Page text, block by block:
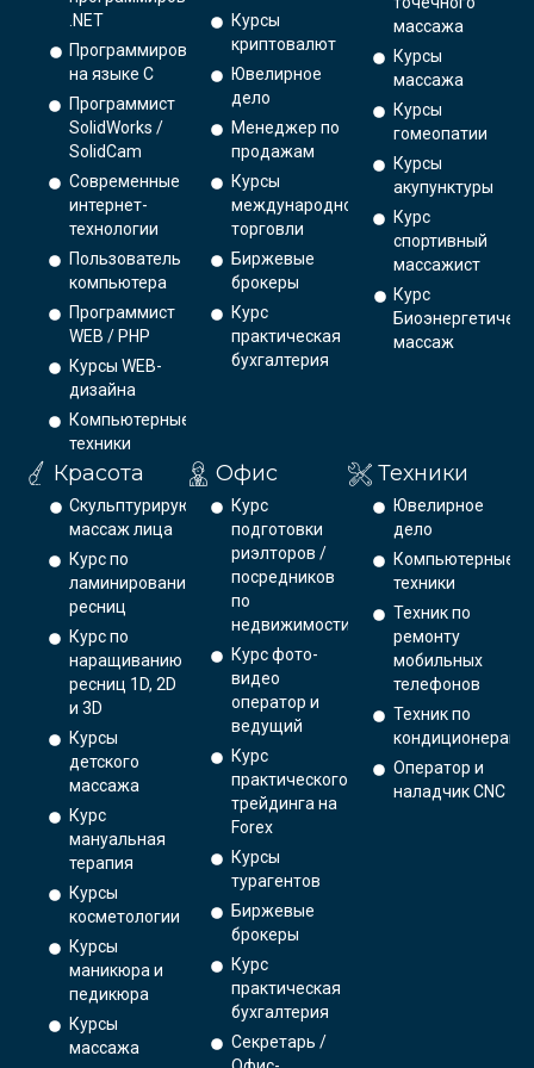
.NET
Программирование
на языке С
Программист
SolidWorks /
SolidCam
Современные
интернет-
технологии
Пользователь
компьютера
Программист
WEB / PHP
Курсы WEB-
дизайна
Компьютерные
техники
Курсы
криптовалют
Ювелирное
дело
Менеджер по
продажам
Курсы
международной
торговли
Биржевые
брокеры
Курс
практическая
бухгалтерия
массажа
Курсы
массажа
Курсы
гомеопатии
Курсы
акупунктуры
Курс
спортивный
массажист
Курс
массаж
Красота
Скульптурирующий
массаж лица
Курс по
ламинированию
ресниц
Курс по
наращиванию
ресниц 1D, 2D
и 3D
Курсы
детского
массажа
Курс
мануальная
терапия
Курсы
косметологии
Курсы
маникюра и
педикюра
Курсы
массажа
Офис
Курс
подготовки
риэлторов /
посредников
по
недвижимости
Курс фото-
видео
оператор и
ведущий
Курс
практического
трейдинга на
Forex
Курсы
турагентов
Биржевые
брокеры
Курс
практическая
бухгалтерия
Секретарь /
Техники
Ювелирное
дело
Компьютерные
техники
Техник по
ремонту
мобильных
телефонов
Техник по
кондиционерам
Оператор и
наладчик CNC